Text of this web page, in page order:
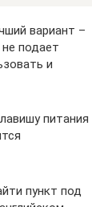
вариант –
подает
и
питания
пункт под